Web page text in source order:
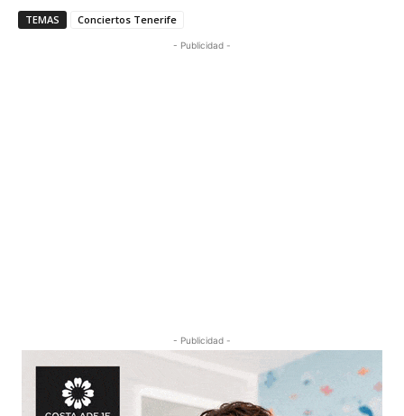
TEMAS Conciertos Tenerife
- Publicidad -
- Publicidad -